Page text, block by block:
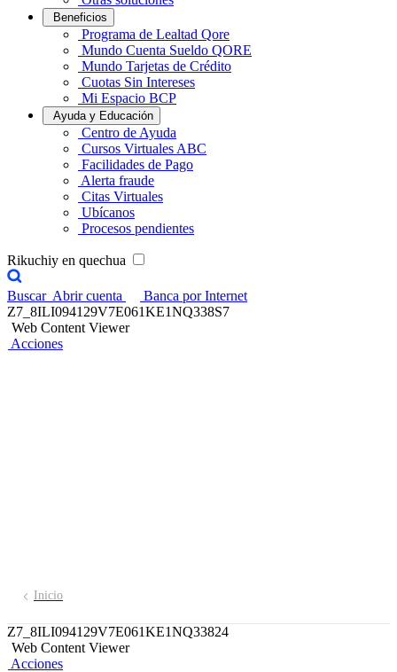
Beneficios
Programa de Lealtad Qore
Mundo Cuenta Sueldo QORE
Mundo Tarjetas de Crédito
Cuotas Sin Intereses
Mi Espacio BCP
Ayuda y Educación
Centro de Ayuda
Cursos Virtuales ABC
Facilidades de Pago
Alerta fraude
Citas Virtuales
Ubícanos
Procesos pendientes
Rikuchiy en quechua
Buscar Abrir cuenta
Banca por Internet
Z7_8ILI094129V7E061KE1NQ338S7
Web Content Viewer
Acciones
Inicio
Z7_8ILI094129V7E061KE1NQ33824
Web Content Viewer
Acciones